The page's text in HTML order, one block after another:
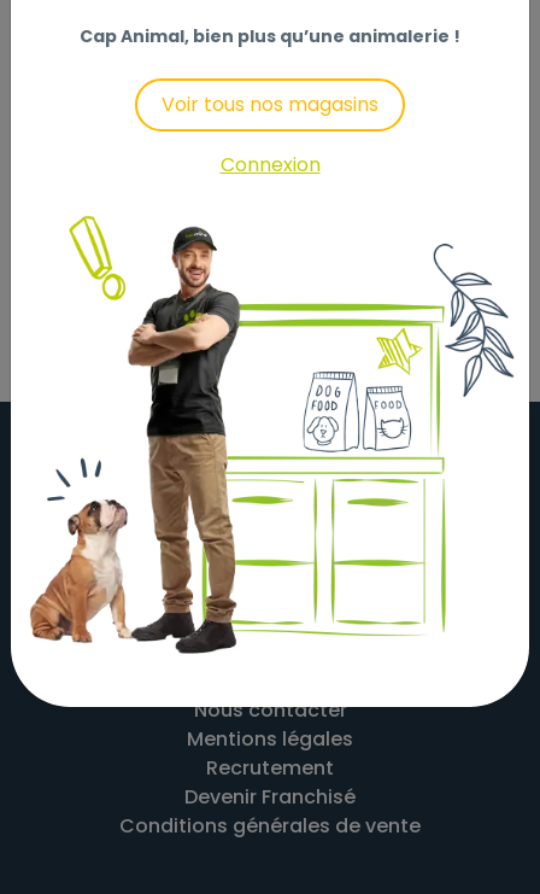
Cartouches taille S (X2) à changer chaque mois : pour
CF 40, compatible Maggi 200 et SuperClean 40.
Permet de rendre l'eau cristalline et évite l'apparition
Pour Aqua 15, 20, 30, et Nexus 15 et 25.
À propos
Actualités
Nos magasins
Nous contacter
Mentions légales
Recrutement
Devenir Franchisé
Conditions générales de vente
Cap Animal, bien plus qu’une animalerie !
Voir tous nos magasins
Connexion